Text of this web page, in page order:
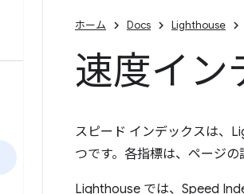
ホーム Docs Lighthouse
速度イン
スピード インデックスは、
つです。各指標は、ページの
Lighthouse では、Speed